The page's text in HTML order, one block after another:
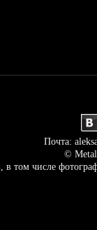
Почта:
©
в том числе